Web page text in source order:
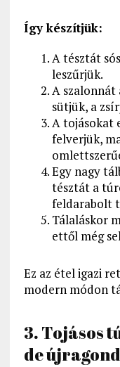
Így készítjük:
A tésztát
leszűrjük.
A szalonnát
sütjük, a
A tojásokat
felverjük,
Egy nagy
tésztát a
feldarabolt
Tálaláskor
ettől még
Ez az étel igazi
modern módon
3. Tojásos
de